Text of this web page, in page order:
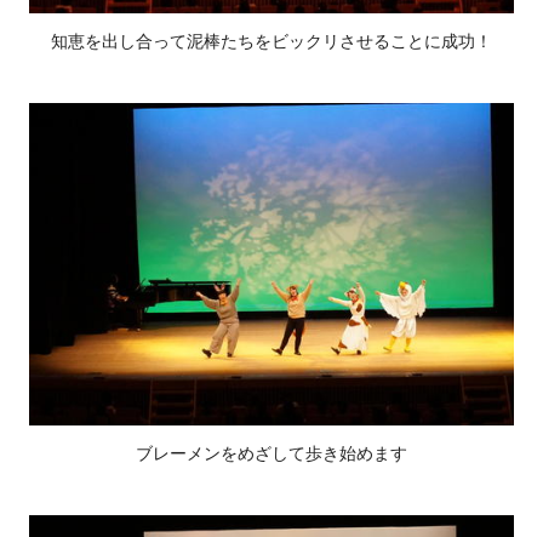
知恵を出し合って泥棒たちをビックリさせることに成功！
ブレーメンをめざして歩き始めます